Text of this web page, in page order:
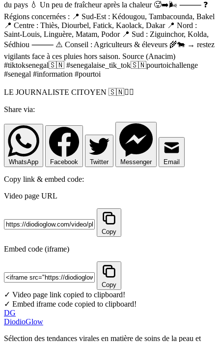
du pays 💧 Un peu de fraîcheur après la chaleur 🥵➡️🌬️ ⸻ ❓️
Régions concernées : 📍 Sud-Est : Kédougou, Tambacounda, Bakel
📍 Centre : Thiès, Diourbel, Fatick, Kaolack, Dakar 📍 Nord :
Saint-Louis, Linguère, Matam, Podor 📍 Sud : Ziguinchor, Kolda,
Sédhiou ⸻ ⚠️ Conseil : Agriculteurs & éleveurs 🌾🐄 → restez
vigilants face à ces pluies hors saison. Source (Anacim)
#tiktoksenegal🇸🇳 #senegalaise_tik_tok🇸🇳pourtoichallenge
#senegal #information #pourtoi
LE JOURNALISTE CITOYEN 🇸🇳✊🏿
Share via:
WhatsApp Facebook Twitter Messenger Email
Copy link & embed code:
Video page URL
Copy
Embed code (iframe)
Copy
✓ Video page link copied to clipboard!
✓ Embed iframe code copied to clipboard!
DG
DiodioGlow
Sélection des tendances virales en matière de soins de la peau et